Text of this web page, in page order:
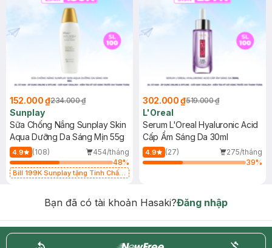
152.000 ₫234.000 ₫
Sunplay
Sữa Chống Nắng Sunplay Skin
Aqua Dưỡng Da Sáng Mịn 55g
4.9 (108)
454/tháng
48%
Bill 199K Sunplay tặng Tinh Chất
302.000 ₫519.000 ₫
L'Oreal
Serum L'Oreal Hyaluronic Acid
Cấp Ẩm Sáng Da 30ml
4.9 (27)
275/tháng
39%
Bạn đã có tài khoản Hasaki?Đăng nhập